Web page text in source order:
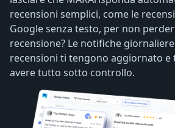
recensioni semplici, come le
Google senza testo, per non
recensione? Le notifiche
recensioni ti tengono aggiornato
avere tutto sotto controllo.